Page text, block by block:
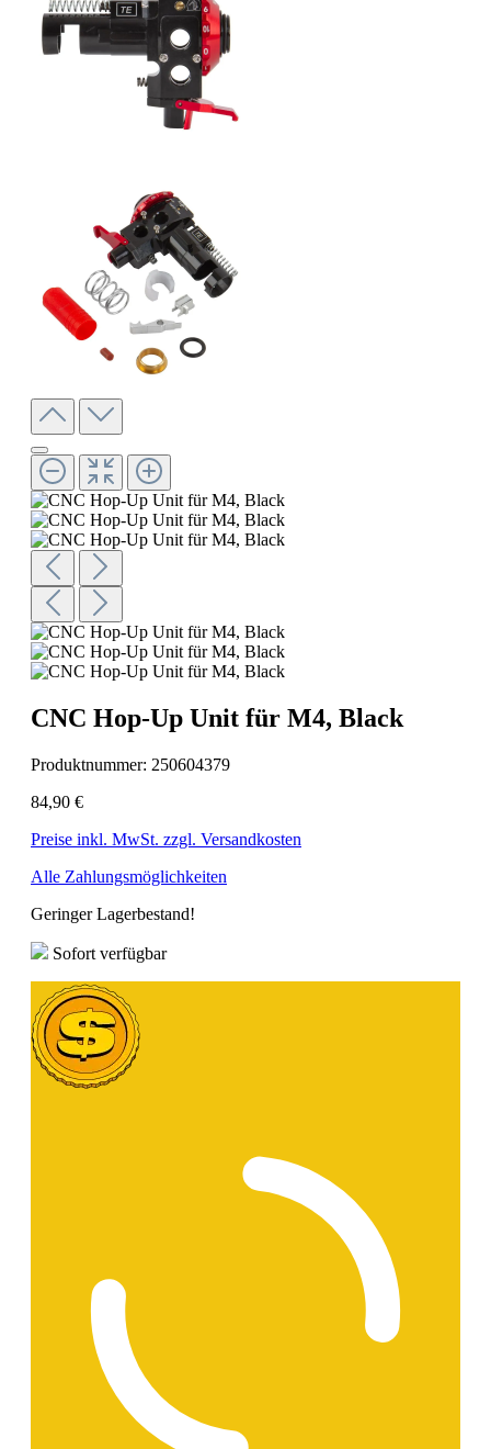
CNC Hop-Up Unit für M4, Black
Produktnummer: 250604379
84,90 €
Preise inkl. MwSt. zzgl. Versandkosten
Alle Zahlungsmöglichkeiten
Geringer Lagerbestand!
Sofort verfügbar